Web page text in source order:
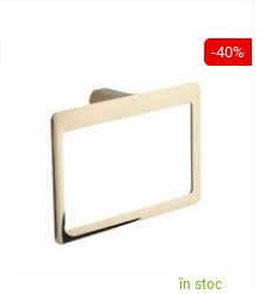
-40%
în stoc